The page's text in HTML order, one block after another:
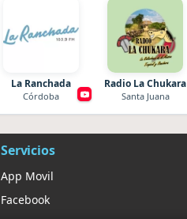
La Ranchada
Córdoba
Radio La Chukara
Santa Juana
Servicios
App Movil
Facebook